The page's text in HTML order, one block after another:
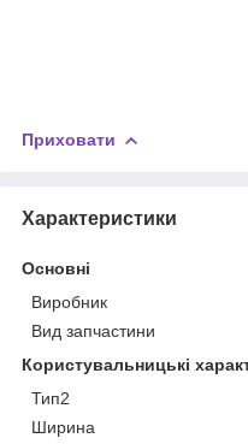
Приховати
Характеристики
Основні
Виробник
Вид запчастини
Користувальницькі
Тип2
Ширина